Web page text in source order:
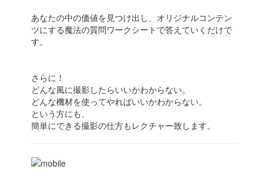
あなたの中の価値を見つけ出し、オリジナルコンテン
ツにする魔法の質問ワークシートで答えていくだけで
す。
さらに！
どんな風に撮影したらいいかわからない。
どんな機材を使ってやればいいかわからない。
という方にも、
簡単にできる撮影の仕方もレクチャー致します。